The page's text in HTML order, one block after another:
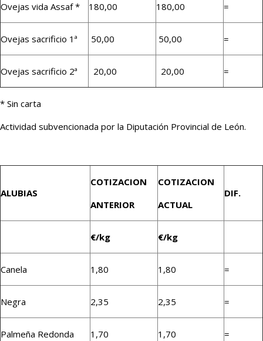
Ovejas vida Assaf * 180,00 180,00 =
Ovejas sacrificio 1ª 50,00 50,00 =
Ovejas sacrificio 2ª 20,00 20,00 =
* Sin carta
Actividad subvencionada por la Diputación Provincial de León.
ALUBIAS
COTIZACION
ANTERIOR
COTIZACION
ACTUAL
DIF.
€/kg €/kg
Canela 1,80 1,80 =
Negra 2,35 2,35 =
Palmeña Redonda 1,70 1,70 =